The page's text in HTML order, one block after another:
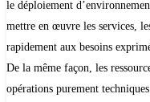
le déploiement
mettre en œuvre les services,
rapidement aux besoins
De la même façon, les
opérations purement